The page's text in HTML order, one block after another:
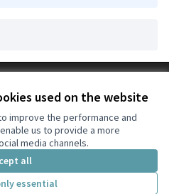
used on the website
improve the performance and
us to provide a more
media channels.
all
essential
YouTube
at GitHub
language